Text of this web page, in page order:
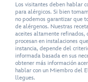
Los visitantes deben hablar
para alérgicos. Si bien
no podemos garantizar que
de alérgenos. Nuestras
aceites altamente refinados,
procesan en instalaciones
instancia, depende del
informada basada en sus
obtener más información
hablar con un Miembro del
llegues.